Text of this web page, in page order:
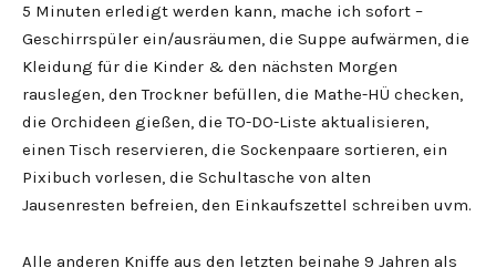
5 Minuten erledigt werden kann, mache ich sofort –
Geschirrspüler ein/ausräumen, die Suppe aufwärmen, die
Kleidung für die Kinder & den nächsten Morgen
rauslegen, den Trockner befüllen, die Mathe-HÜ checken,
die Orchideen gießen, die TO-DO-Liste aktualisieren,
einen Tisch reservieren, die Sockenpaare sortieren, ein
Pixibuch vorlesen, die Schultasche von alten
Jausenresten befreien, den Einkaufszettel schreiben uvm.
Alle anderen Kniffe aus den letzten beinahe 9 Jahren als